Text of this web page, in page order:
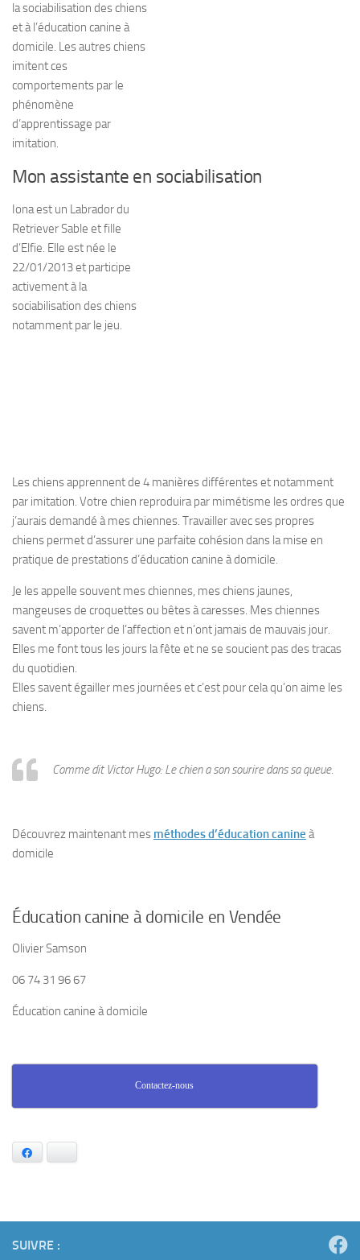
la sociabilisation des chiens
et à l’éducation canine à
domicile. Les autres chiens
imitent ces
comportements par le
phénomène
d’apprentissage par
imitation.
Mon assistante en sociabilisation
Iona est un Labrador du
Retriever Sable et fille
d’Elfie. Elle est née le
22/01/2013 et participe
activement à la
sociabilisation des chiens
notamment par le jeu.
Les chiens apprennent de 4 manières différentes et notamment
par imitation. Votre chien reproduira par mimétisme les ordres que
j’aurais demandé à mes chiennes. Travailler avec ses propres
chiens permet d’assurer une parfaite cohésion dans la mise en
pratique de prestations d’éducation canine à domicile.
Je les appelle souvent mes chiennes, mes chiens jaunes,
mangeuses de croquettes ou bêtes à caresses. Mes chiennes
savent m’apporter de l’affection et n’ont jamais de mauvais jour.
Elles me font tous les jours la fête et ne se soucient pas des tracas
du quotidien.
Elles savent égailler mes journées et c’est pour cela qu’on aime les
chiens.
Comme dit Victor Hugo: Le chien a son sourire dans sa queue.
Découvrez maintenant mes méthodes d’éducation canine à
domicile
Éducation canine à domicile en Vendée
Olivier Samson
06 74 31 96 67
Éducation canine à domicile
Contactez-nous
SUIVRE :